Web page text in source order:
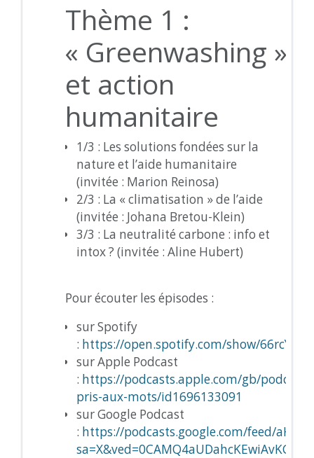
Thème 1 :
« Greenwashing »
et action
humanitaire
1/3 : Les solutions fondées sur la
nature et l’aide humanitaire
(invitée : Marion Reinosa)
2/3 : La « climatisation » de l’aide
(invitée : Johana Bretou-Klein)
3/3 : La neutralité carbone : info et
intox ? (invitée : Aline Hubert)
Pour écouter les épisodes :
sur Spotify
: https://open.spotify.com/show/
sur Apple Podcast
: https://podcasts.apple.com/gb/
pris-aux-mots/id1696133091
sur Google Podcast
: https://podcasts.google.com/feed/